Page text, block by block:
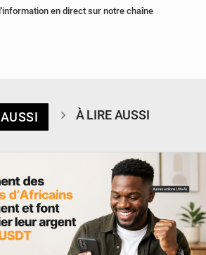
en direct sur notre chaîne
À LIRE AUSSI